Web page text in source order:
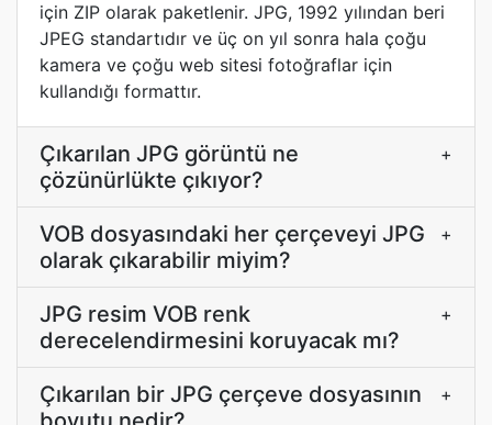
için ZIP olarak paketlenir. JPG, 1992 yılından beri
JPEG standartıdır ve üç on yıl sonra hala çoğu
kamera ve çoğu web sitesi fotoğraflar için
kullandığı formattır.
Çıkarılan JPG görüntü ne
çözünürlükte çıkıyor?
+
VOB dosyasındaki her çerçeveyi JPG
olarak çıkarabilir miyim?
+
JPG resim VOB renk
derecelendirmesini koruyacak mı?
+
Çıkarılan bir JPG çerçeve dosyasının
+